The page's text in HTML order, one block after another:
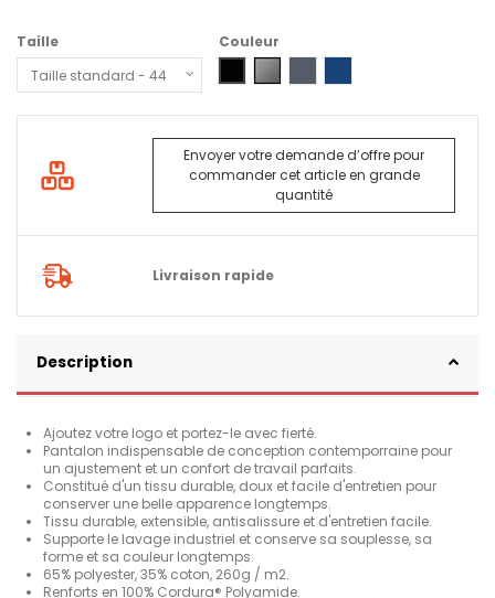
Taille
Couleur
Envoyer votre demande d’offre pour
commander cet article en grande
quantité
Livraison rapide
Description
Ajoutez votre logo et portez-le avec fierté.
Pantalon indispensable de conception contemporraine pour
un ajustement et un confort de travail parfaits.
Constitué d'un tissu durable, doux et facile d'entretien pour
conserver une belle apparence longtemps.
Tissu durable, extensible, antisalissure et d'entretien facile.
Supporte le lavage industriel et conserve sa souplesse, sa
forme et sa couleur longtemps.
65% polyester, 35% coton, 260g / m2.
Renforts en 100% Cordura® Polyamide.